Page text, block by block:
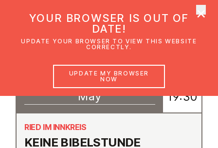
KEINE BIBEL­S­TUNDE
RIED IM INNKREIS
07
May 19:30
YOUR BROWSER IS OUT OF
DATE!
UPDATE YOUR BROWSER TO VIEW THIS WEBSITE
CORRECTLY.
UPDATE MY BROWSER
NOW
×